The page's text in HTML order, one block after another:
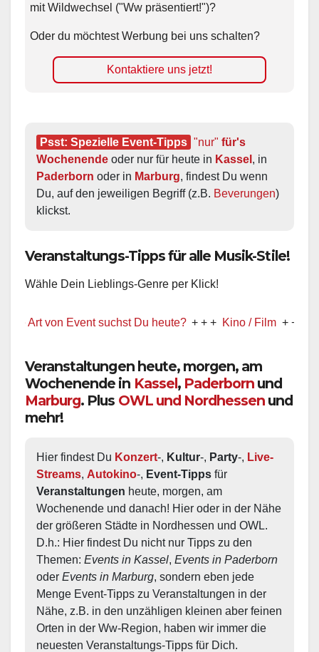
mit Wildwechsel ("Ww präsentiert!")?
Oder du möchtest Werbung bei uns schalten?
Kontaktiere uns jetzt!
Psst: Spezielle Event-Tipps "nur" für's
Wochenende oder nur für heute in Kassel
Paderborn oder in Marburg, findest Du wenn
Du, auf den jeweiligen Begriff (z.B. Beverungen)
klickst.
Veranstaltungs-Tipps für alle Musik-Stile!
Wähle Dein Lieblings-Genre per Klick!
von Event suchst Du heute? + + + Kino / Film + + + Ww
Veranstaltungen heute, morgen, am
Wochenende in Kassel, Paderborn und
Marburg. Plus OWL und Nordhessen und
mehr!
Hier findest Du Konzert-, Kultur-, Party-, Live-
Streams, Autokino-, Event-Tipps
Veranstaltungen heute, morgen, am
Wochenende und danach! Hier oder in der Nähe
der größeren Städte in Nordhessen und OWL.
D.h.: Hier findest Du nicht nur Tipps zu den
Themen: Events in Kassel, Events in Paderborn
oder Events in Marburg, sondern eben jede
Menge Event-Tipps zu Veranstaltungen in der
Nähe, z.B. in den unzähligen kleinen aber feinen
Orten in der Ww-Region, haben wir immer die
neuesten Veranstaltungs-Tipps für Dich.